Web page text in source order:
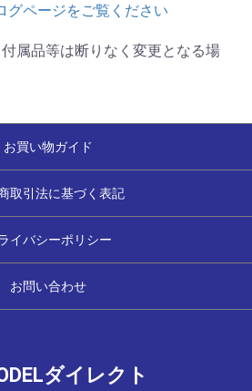
グページをご覧ください
属品等は断りなく変更となる場
お買い物ガイド
取引法に基づく表記
イバシーポリシー
お問い合わせ
ダイレクト